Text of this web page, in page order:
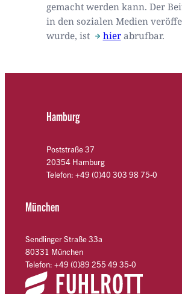
gemacht werden kann. Der
in den sozialen Medien
wurde, ist
hierabrufbar.
Hamburg
Poststraße 37
20354 Hamburg
Telefon: +49 (0)40 303 98 75-0
München
Sendlinger Straße 33a
80331 München
Telefon: +49 (0)89 255 49 35-0